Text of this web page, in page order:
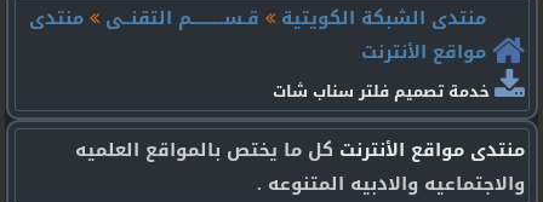
منتدى الشبكة الكويتية
قـســـــــــم التقنــى
منتدى
مواقع الأنترنت
خدمة تصميم فلتر سناب شات
منتدى مواقع الأنترنت كل ما يختص بالمواقع العلميه
والاجتماعيه والادبيه المتنوعه .